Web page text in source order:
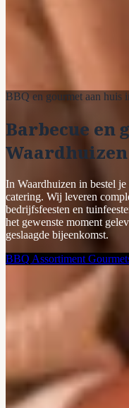
BBQ en gourmet aan huis
Barbecue en
Waardhuizen
In Waardhuizen in bestel
catering. Wij leveren
bedrijfsfeesten en
het gewenste moment
geslaagde bijeenkomst.
BBQ Assortiment